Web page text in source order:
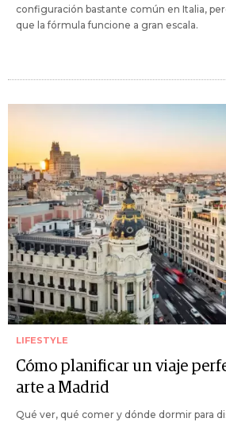
configuración bastante común en Italia,
que la fórmula funcione a gran escala.
LIFESTYLE
Cómo planificar un viaje
arte a Madrid
Qué ver, qué comer y dónde dormir para